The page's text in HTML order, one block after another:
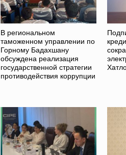
В региональном
таможенном управлении по
Горному Бадахшану
обсуждена реализация
государственной стратегии
противодействия коррупции